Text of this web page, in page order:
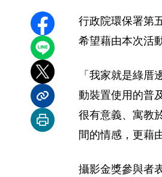
分享至 Facebook
分享到 LINE
分享到 X
分享內容連結
列印本頁
行政院環保署第
希望藉由本次活
「我家就是綠
動裝置使用的普
很有意義、寓教
間的情感，更藉
攝影金獎參與者